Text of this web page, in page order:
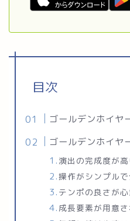
目次
ゴールデンホイヤ
ゴールデンホイヤ
演出の完成度が高
操作がシンプル
テンポの良さが
成長要素が用意